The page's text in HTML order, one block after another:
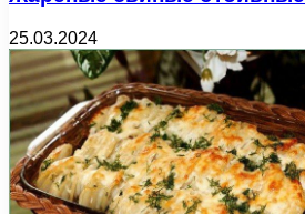
25.03.2024